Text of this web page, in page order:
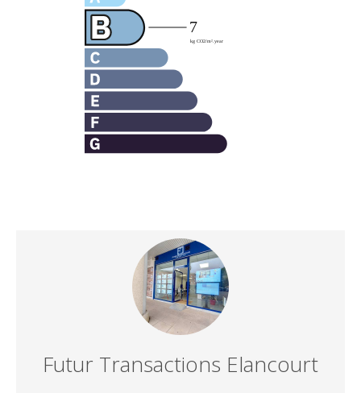
Futur Transactions Elancourt